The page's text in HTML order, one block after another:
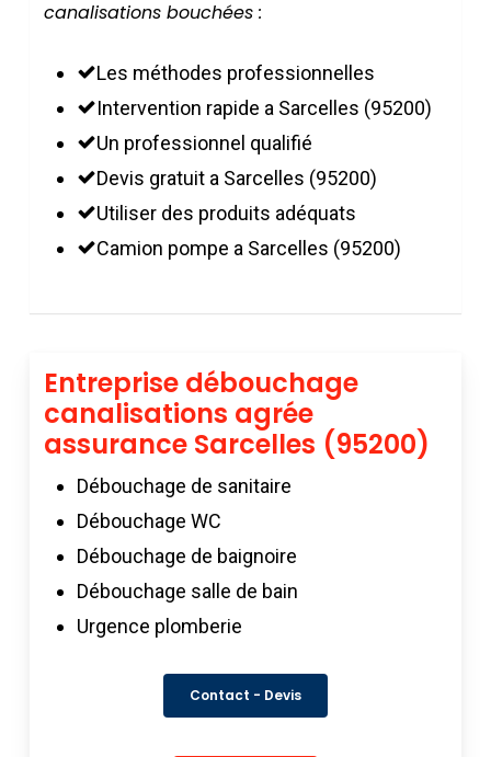
canalisations bouchées :
Les méthodes professionnelles
Intervention rapide a Sarcelles (95200)
Un professionnel qualifié
Devis gratuit a Sarcelles (95200)
Utiliser des produits adéquats
Camion pompe a Sarcelles (95200)
Entreprise débouchage
canalisations agrée
assurance Sarcelles (95200)
Débouchage de sanitaire
Débouchage WC
Débouchage de baignoire
Débouchage salle de bain
Urgence plomberie
Contact - Devis